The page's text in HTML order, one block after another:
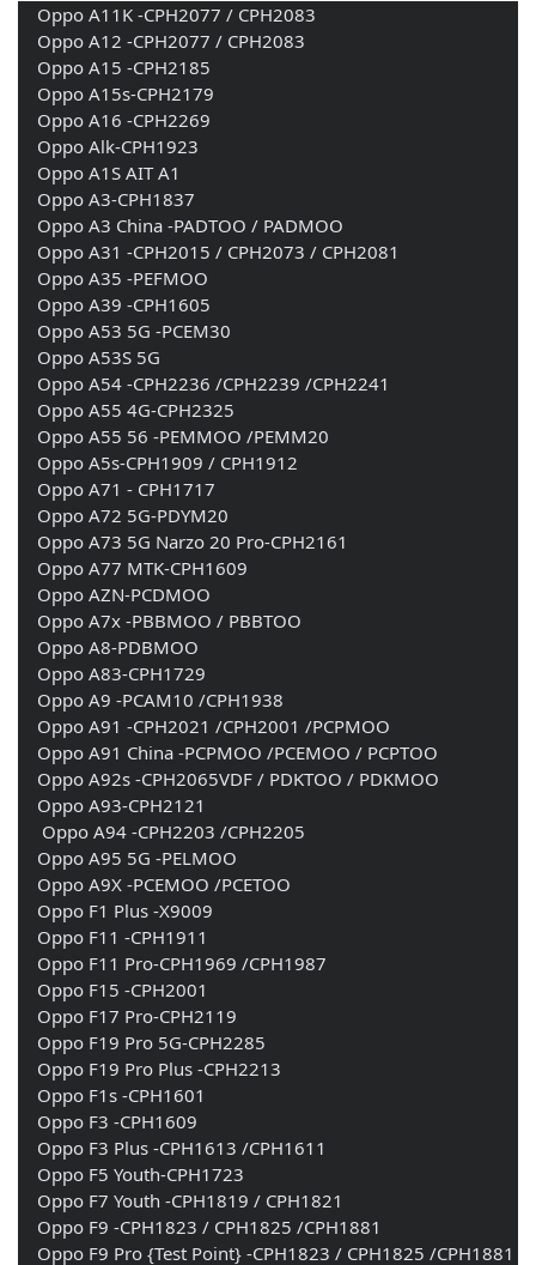
    Oppo A11K -CPH2077 / CPH2083
    Oppo A12 -CPH2077 / CPH2083
    Oppo A15 -CPH2185
    Oppo A15s-CPH2179
    Oppo A16 -CPH2269
    Oppo Alk-CPH1923
    Oppo A1S AIT A1
    Oppo A3-CPH1837
    Oppo A3 China -PADTOO / PADMOO
    Oppo A31 -CPH2015 / CPH2073 / CPH2081
    Oppo A35 -PEFMOO
    Oppo A39 -CPH1605
    Oppo A53 5G -PCEM30
    Oppo A53S 5G
    Oppo A54 -CPH2236 /CPH2239 /CPH2241
    Oppo A55 4G-CPH2325
    Oppo A55 56 -PEMMOO /PEMM20
    Oppo A5s-CPH1909 / CPH1912
    Oppo A71 - CPH1717
    Oppo A72 5G-PDYM20
    Oppo A73 5G Narzo 20 Pro-CPH2161
    Oppo A77 MTK-CPH1609
    Oppo AZN-PCDMOO
    Oppo A7x -PBBMOO / PBBTOO
    Oppo A8-PDBMOO
    Oppo A83-CPH1729
    Oppo A9 -PCAM10 /CPH1938
    Oppo A91 -CPH2021 /CPH2001 /PCPMOO
    Oppo A91 China -PCPMOO /PCEMOO / PCPTOO
    Oppo A92s -CPH2065VDF / PDKTOO / PDKMOO
    Oppo A93-CPH2121
     Oppo A94 -CPH2203 /CPH2205
    Oppo A95 5G -PELMOO
    Oppo A9X -PCEMOO /PCETOO
    Oppo F1 Plus -X9009
    Oppo F11 -CPH1911
    Oppo F11 Pro-CPH1969 /CPH1987
    Oppo F15 -CPH2001
    Oppo F17 Pro-CPH2119
    Oppo F19 Pro 5G-CPH2285
    Oppo F19 Pro Plus -CPH2213
    Oppo F1s -CPH1601
    Oppo F3 -CPH1609
    Oppo F3 Plus -CPH1613 /CPH1611
    Oppo F5 Youth-CPH1723
    Oppo F7 Youth -CPH1819 / CPH1821
    Oppo F9 -CPH1823 / CPH1825 /CPH1881